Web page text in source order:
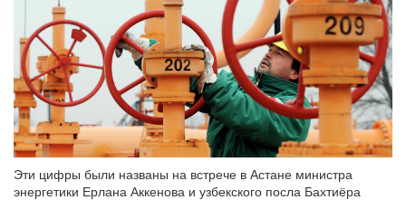
Эти цифры были названы на встрече в Астане министра
энергетики Ерлана Аккенова и узбекского посла Бахтиёра